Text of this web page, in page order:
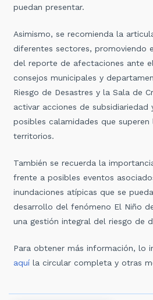
puedan presentar.
Asimismo, se recomienda la
diferentes sectores, promoviendo
del reporte de afectaciones ante
consejos municipales y
Riesgo de Desastres y la Sala de
activar acciones de subsidiariedad
posibles calamidades que
territorios.
También se recuerda la
frente a posibles eventos
inundaciones atípicas que se
desarrollo del fenómeno El Niño
una gestión integral del riesgo de
Para obtener más información, lo
aquí la circular completa y otras